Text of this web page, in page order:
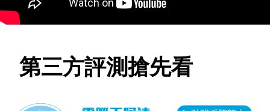
第三方評測搶先看